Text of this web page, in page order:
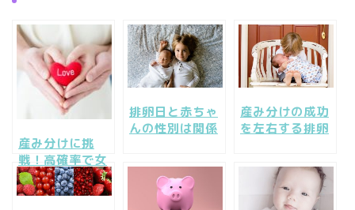
産み分けに挑
戦！高確率で女
の子！男の子！
排卵日と赤ちゃ
んの性別は関係
産み分けの成功
を左右する排卵